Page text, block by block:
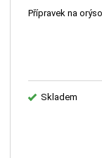
Přípravek na
Skladem